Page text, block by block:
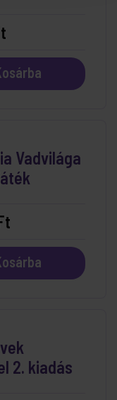
Vadvilága
2. kiadás